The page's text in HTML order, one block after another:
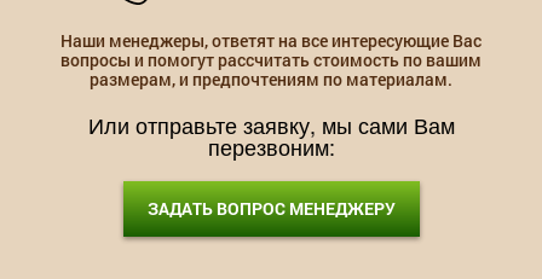
Наши менеджеры, ответят на все интересующие Вас
вопросы и помогут рассчитать стоимость по вашим
размерам, и предпочтениям по материалам.
Или отправьте заявку, мы сами Вам
перезвоним:
ЗАДАТЬ ВОПРОС МЕНЕДЖЕРУ